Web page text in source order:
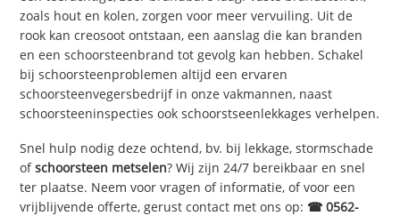
zoals hout en kolen, zorgen voor meer vervuiling. Uit de
rook kan creosoot ontstaan, een aanslag die kan branden
en een schoorsteenbrand tot gevolg kan hebben. Schakel
bij schoorsteenproblemen altijd een ervaren
schoorsteenvegersbedrijf in onze vakmannen, naast
schoorsteeninspecties ook schoorstseenlekkages verhelpen.
Snel hulp nodig deze ochtend, bv. bij lekkage, stormschade
ofschoorsteen metselen? Wij zijn 24/7 bereikbaar en snel
ter plaatse. Neem voor vragen of informatie, of voor een
vrijblijvende offerte, gerust contact met ons op: ☎ 0562-